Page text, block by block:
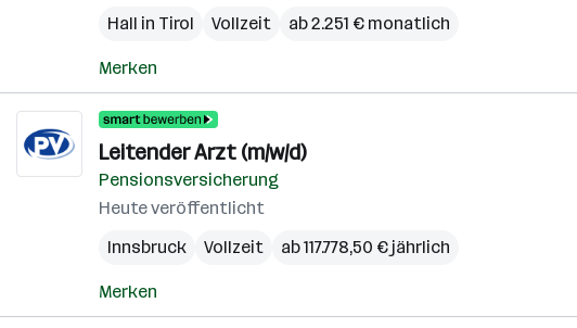
Hall in Tirol
Vollzeit ab 2.251 € monatlich
Merken
Leitender Arzt (m/w/d)
Pensionsversicherung
Heute veröffentlicht
Innsbruck
Vollzeit ab 117.778,50 € jährlich
Merken